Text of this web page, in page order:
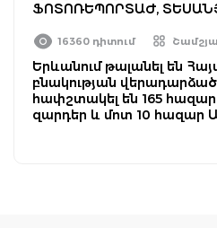
ՖՈՏՈՌԵՊՈՐՏԱԺ,
16360 դիտում
Երևանում թալանել են
բնակության
հափշտակել են 165
զարդեր և մոտ 10 հազար